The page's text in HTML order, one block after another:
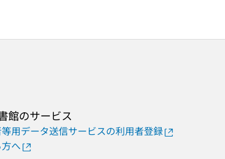
館のサービス
用データ送信サービスの利用者登録
へ